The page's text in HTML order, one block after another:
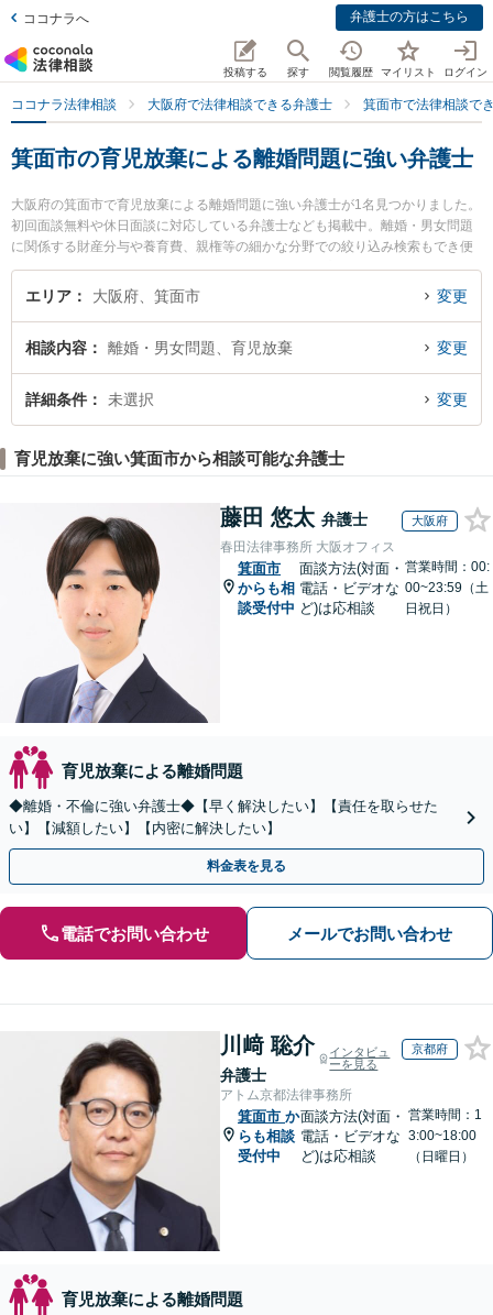
ココナラへ 弁護士の方はこちら
投稿する 探す 閲覧履歴 マイリスト ログイン
ココナラ法律相談 大阪府で法律相談できる弁護士 箕面市で法律相談で
箕面市の育児放棄による離婚問題に強い弁護士
大阪府の箕面市で育児放棄による離婚問題に強い弁護士が1名見つかりました。
初回面談無料や休日面談に対応している弁護士なども掲載中。離婚・男女問題
に関係する財産分与や養育費、親権等の細かな分野での絞り込み検索もでき便
利です。特に箕面駅前法律事務所の石塚 誠弁護士のプロフィール情報や弁護士
費用、強みなどが注目されています。『箕面市で土日や夜間に発生した育児放
談無料で育児放棄による離婚問題を法律相談できる箕面市内の弁護士に相談予
約したい』などでお困りの相談者さんにおすすめです。
エリア 大阪府、箕面市 変更
相談内容 離婚・男女問題、育児放棄 変更
詳細条件 未選択 変更
育児放棄に強い箕面市から相談可能な弁護士
藤田 悠太 弁護士 大阪府
春田法律事務所 大阪オフィス
箕面市
からも相
談受付中
面談方法(対面・
電話・ビデオな
ど)は応相談
営業時間：00:
00~23:59（土
日祝日）
育児放棄による離婚問題
◆離婚・不倫に強い弁護士◆【早く解決したい】【責任を取らせた
い】【減額したい】【内密に解決したい】
料金表を見る
電話でお問い合わせ メールでお問い合わせ
川﨑 聡介
弁護士
インタビュ
ーを見る
京都府
アトム京都法律事務所
箕面市 か
らも相談
受付中
面談方法(対面・
電話・ビデオな
ど)は応相談
営業時間：1
3:00~18:00
（日曜日）
育児放棄による離婚問題